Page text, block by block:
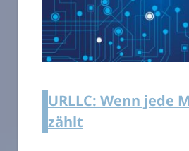
URLLC: Wenn jede
zählt